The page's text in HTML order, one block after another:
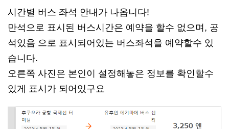
시간별 버스 좌석 안내가 나옵니다!
만석으로 표시된 버스시간은 예약을 할수 없으며, 공
석있음 으로 표시되어있는 버스좌석을 예약할수 있
습니다.
오른쪽 사진은 본인이 설정해놓은 정보를 확인할수
있게 표시가 되어있구요